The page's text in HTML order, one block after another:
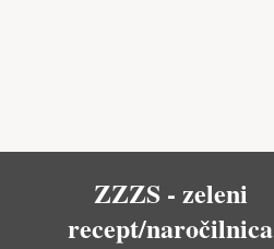
ZZZS - zeleni
recept/naročilnica